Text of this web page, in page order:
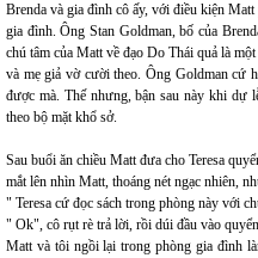
Brenda và gia đình cô ấy, với điều kiện
gia đình. Ông Stan Goldman, bố của
chú tâm của Matt về đạo Do Thái quả là
và mẹ giả vờ cười theo. Ông Goldman cứ
được mà. Thế nhưng, bận sau này khi dự
theo bộ mặt khổ sở.
Sau buổi ăn chiều Matt đưa cho Teresa
mắt lên nhìn Matt, thoáng nét ngạc nhiên,
" Teresa cứ đọc sách trong phòng này với
" Ok", cô rụt rè trả lời, rồi dúi đầu vào
Matt và tôi ngồi lại trong phòng gia đình